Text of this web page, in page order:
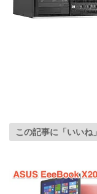
この記事に「いいね